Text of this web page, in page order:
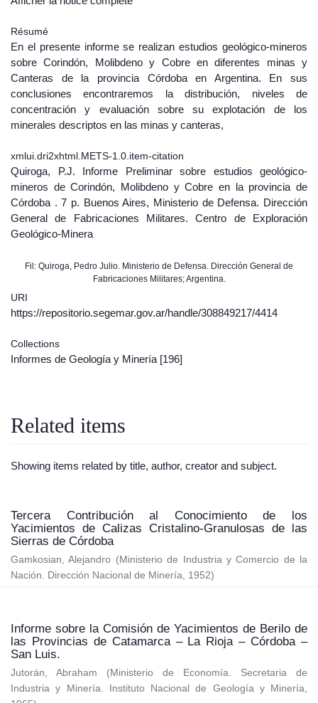
Résumé
En el presente informe se realizan estudios geológico-mineros
sobre Corindón, Molibdeno y Cobre en diferentes minas y
Canteras de la provincia Córdoba en Argentina. En sus
conclusiones encontraremos la distribución, niveles de
concentración y evaluación sobre su explotación de los
minerales descriptos en las minas y canteras,
xmlui.dri2xhtml.METS-1.0.item-citation
Quiroga, P.J. Informe Preliminar sobre estudios geológico-
mineros de Corindón, Molibdeno y Cobre en la provincia de
Córdoba . 7 p. Buenos Aires, Ministerio de Defensa. Dirección
General de Fabricaciones Militares. Centro de Exploración
Geológico-Minera
Fil: Quiroga, Pedro Julio. Ministerio de Defensa. Dirección General de
Fabricaciones Militares; Argentina.
URI
https://repositorio.segemar.gov.ar/handle/308849217/4414
Collections
Informes de Geología y Minería [196]
Related items
Showing items related by title, author, creator and subject.
Tercera Contribución al Conocimiento de los
Yacimientos de Calizas Cristalino-Granulosas de las
Sierras de Córdoba
Gamkosian, Alejandro (Ministerio de Industria y Comercio de la
Nación. Dirección Nacional de Minería
1952)
Informe sobre la Comisión de Yacimientos de Berilo de
las Provincias de Catamarca – La Rioja – Córdoba –
San Luis.
Jutorán, Abraham (Ministerio de Economía. Secretaria de
Industria y Minería. Instituto Nacional de Geología y Minería